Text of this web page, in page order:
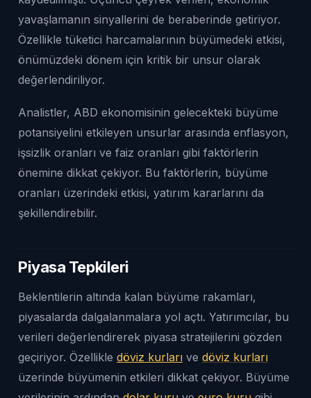
yavaşlamanın sinyallerini de beraberinde getiriyor.
Özellikle tüketici harcamalarının büyümedeki etkisi,
önümüzdeki dönem için kritik bir unsur olarak
değerlendiriliyor.
Analistler, ABD ekonomisinin gelecekteki büyüme
potansiyelini etkileyen unsurlar arasında enflasyon,
işsizlik oranları ve faiz oranları gibi faktörlerin
önemine dikkat çekiyor. Bu faktörlerin, büyüme
oranları üzerindeki etkisi, yatırım kararlarını da
şekillendirebilir.
Piyasa Tepkileri
Beklentilerin altında kalan büyüme rakamları,
piyasalarda dalgalanmalara yol açtı. Yatırımcılar, bu
verileri değerlendirerek piyasa stratejilerini gözden
geçiriyor. Özellikle döviz kurları ve döviz kurları
üzerinde büyümenin etkileri dikkat çekiyor. Büyüme